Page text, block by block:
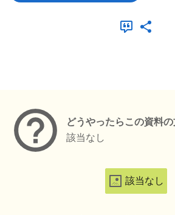
どうやったらこの資料
該当なし
該当なし